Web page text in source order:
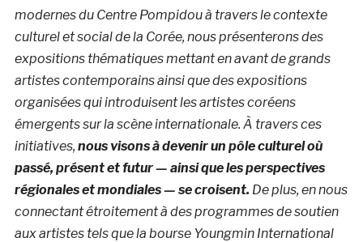
modernes du Centre Pompidou à travers le contexte
culturel et social de la Corée, nous présenterons des
expositions thématiques mettant en avant de grands
artistes contemporains ainsi que des expositions
organisées qui introduisent les artistes coréens
émergents sur la scène internationale. À travers ces
initiatives,nous visons à devenir un pôle culturel où
passé, présent et futur — ainsi que les perspectives
régionales et mondiales — se croisent. De plus, en nous
connectant étroitement à des programmes de soutien
aux artistes tels que la bourse Youngmin International